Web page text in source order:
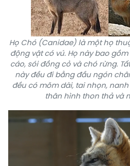
Họ Chó (Canidae) là một họ
động vật có vú. Họ này bao
cáo, sói đồng cỏ và chó rừng.
này đều đi bằng đầu ngón
đều có mõm dài, tai nhọn,
thân hình thon thả và